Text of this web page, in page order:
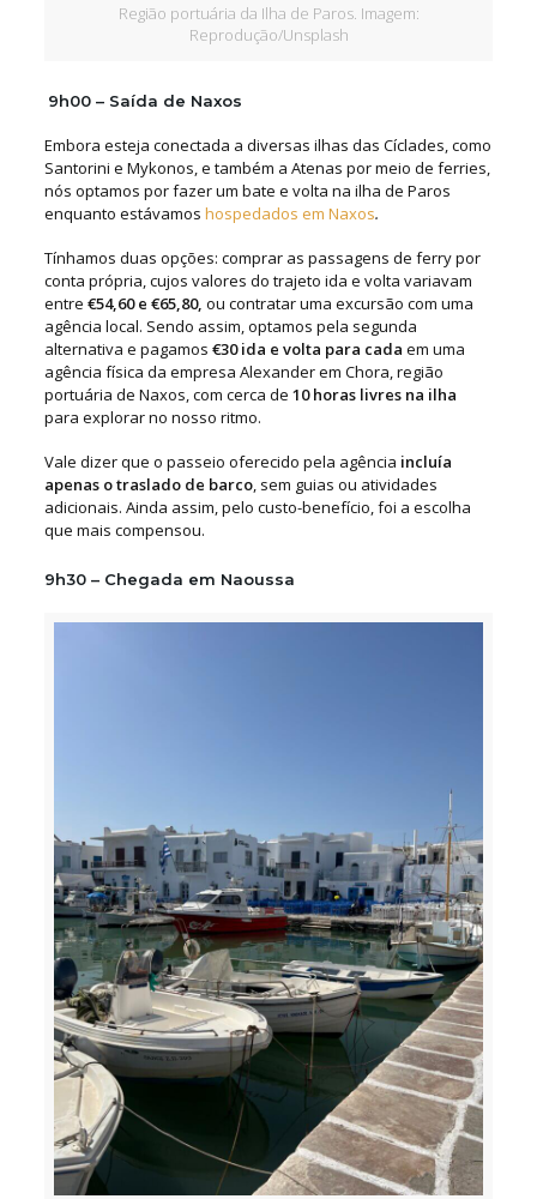
Região portuária da Ilha de Paros. Imagem:
Reprodução/Unsplash
9h00 – Saída de Naxos
Embora esteja conectada a diversas ilhas das Cíclades, como
Santorini e Mykonos, e também a Atenas por meio de ferries,
nós optamos por fazer um bate e volta na ilha de Paros
enquanto estávamos hospedados em Naxos.
Tínhamos duas opções: comprar as passagens de ferry por
conta própria, cujos valores do trajeto ida e volta variavam
entre €54,60 e €65,80, ou contratar uma excursão com uma
agência local. Sendo assim, optamos pela segunda
alternativa e pagamos €30 ida e volta para cada em uma
agência física da empresa Alexander em Chora, região
portuária de Naxos, com cerca de 10 horas livres na ilha
para explorar no nosso ritmo.
Vale dizer que o passeio oferecido pela agência incluía
apenas o traslado de barco, sem guias ou atividades
adicionais. Ainda assim, pelo custo-benefício, foi a escolha
que mais compensou.
9h30 – Chegada em Naoussa